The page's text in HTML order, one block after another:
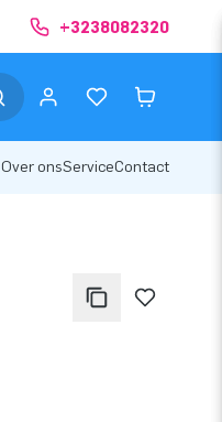
+3238082320
Over onsServiceContact